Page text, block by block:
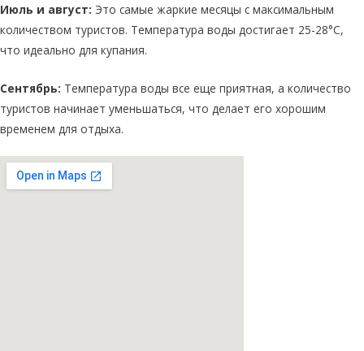
Июль и август: Это самые жаркие месяцы с максимальным
количеством туристов. Температура воды достигает 25-28°C,
что идеально для купания.
Сентябрь: Температура воды все еще приятная, а количество
туристов начинает уменьшаться, что делает его хорошим
временем для отдыха.